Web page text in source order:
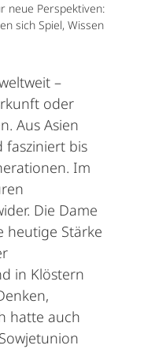
neue Perspektiven:
sich Spiel, Wissen
–
oder
Aus Asien
fasziniert bis
Im
Die Dame
heutige Stärke
in Klöstern
hatte auch